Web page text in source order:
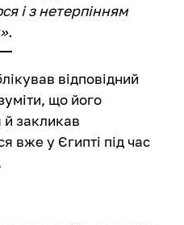
і з нетерпінням
відповідний
що його
й закликав
вже у Єгипті під час